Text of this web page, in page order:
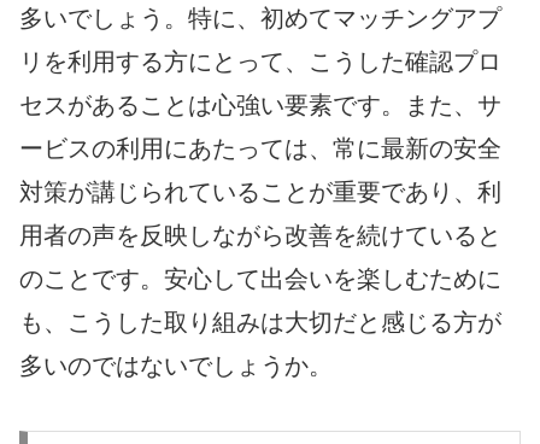
多いでしょう。特に、初めてマッチングアプ
リを利用する方にとって、こうした確認プロ
セスがあることは心強い要素です。また、サ
ービスの利用にあたっては、常に最新の安全
対策が講じられていることが重要であり、利
用者の声を反映しながら改善を続けていると
のことです。安心して出会いを楽しむために
も、こうした取り組みは大切だと感じる方が
多いのではないでしょうか。